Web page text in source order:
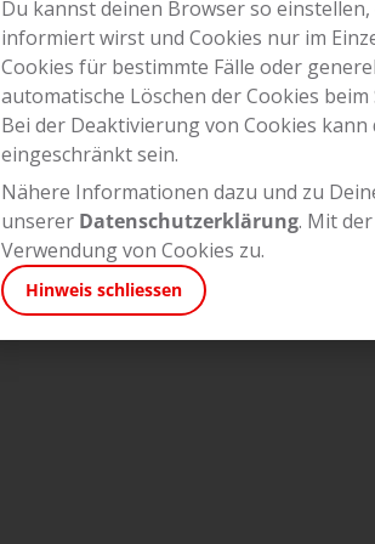
Du kannst deinen Browser so
informiert wirst und Cookies nur im
Cookies für bestimmte Fälle oder
automatische Löschen der Cookies
Bei der Deaktivierung von Cookies
eingeschränkt sein.
Nähere Informationen dazu und zu
unserer Datenschutzerklärung. Mit
Verwendung von Cookies zu.
Hinweis schliessen